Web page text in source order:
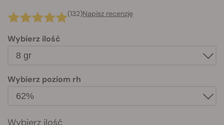
(132)Napisz recenzję
Wybierz ilość
Wybierz poziom rh
Wybierz ilość